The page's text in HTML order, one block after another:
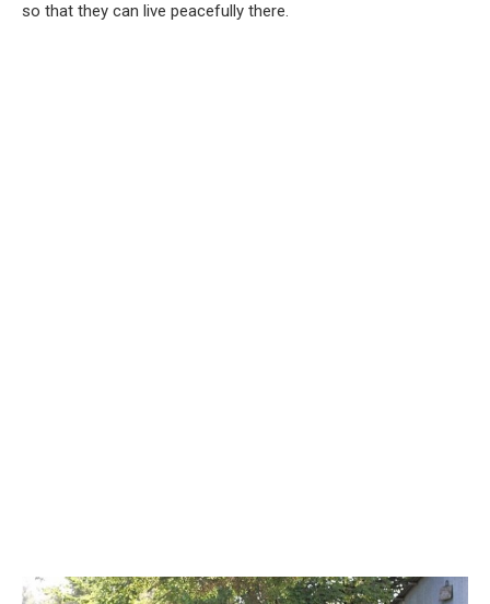
so that they can live peacefully there.